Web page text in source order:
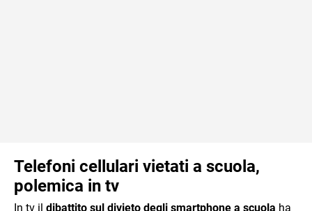
Telefoni cellulari vietati a scuola,
polemica in tv
In tv il dibattito sul divieto degli smartphone a scuola ha